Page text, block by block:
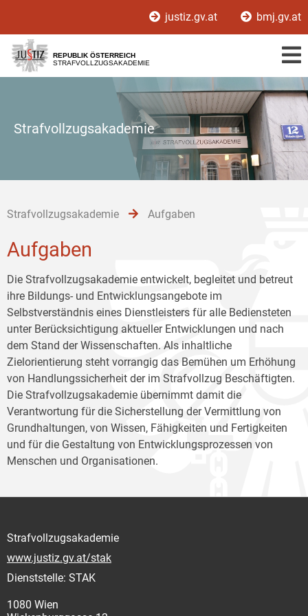
[1]
[2]
[3]
justiz.gv.at bmj.gv.at
REPUBLIK ÖSTERREICH
STRAFVOLLZUGSAKADEMIE
Strafvollzugsakademie
Strafvollzugsakademie Aufgaben
Aufgaben
Die Strafvollzugsakademie entwickelt, begleitet und betreut
ihre Bildungs- und Entwicklungsangebote im
Selbstverständnis eines Dienstleisters für alle Bediensteten
unter Berücksichtigung aktueller Entwicklungen und nach
dem Stand der Wissenschaften. Als inhaltliche
Zielorientierung steht vorrangig das Bemühen um Erhöhung
von Handlungssicherheit der im Strafvollzug Beschäftigten.
Die Strafvollzugsakademie übernimmt damit die
Verantwortung für die Sicherstellung der Vermittlung von
Grundhaltungen, von Wissen, Fähigkeiten und Fertigkeiten
und für die Gestaltung von Entwicklungsprozessen von
Menschen und Organisationen.
Strafvollzugsakademie
www.justiz.gv.at/stak
Dienststelle: STAK
1080 Wien